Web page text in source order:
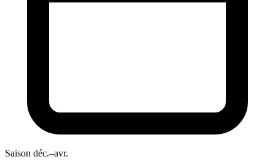
Saison déc.–avr.